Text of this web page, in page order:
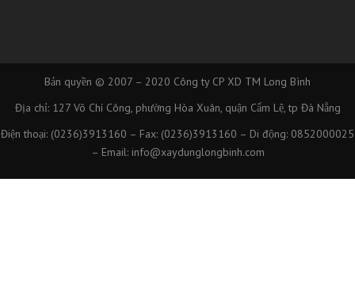
Bản quyền © 2007 – 2020 Công ty CP XD TM Long Bình
Địa chỉ: 127 Võ Chí Công, phường Hòa Xuân, quận Cẩm Lệ, tp Đà Nẵng
Điện thoại: (0236)3913160 – Fax: (0236)3913160 – Di động: 0852000025
– Email: info@xaydunglongbinh.com